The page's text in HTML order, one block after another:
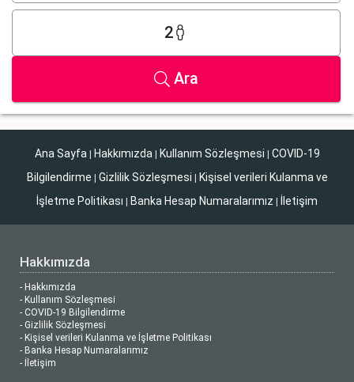
2
Ara
Ana Sayfa | Hakkımızda | Kullanım Sözleşmesi | COVID-19
Bilgilendirme | Gizlilik Sözleşmesi | Kişisel verileri Kulanma ve
İşletme Politikası | Banka Hesap Numaralarımız | İletişim
Hakkımızda
- Hakkımızda
- Kullanım Sözleşmesi
- COVID-19 Bilgilendirme
- Gizlilik Sözleşmesi
- Kişisel verileri Kulanma ve İşletme Politikası
- Banka Hesap Numaralarımız
- İletişim